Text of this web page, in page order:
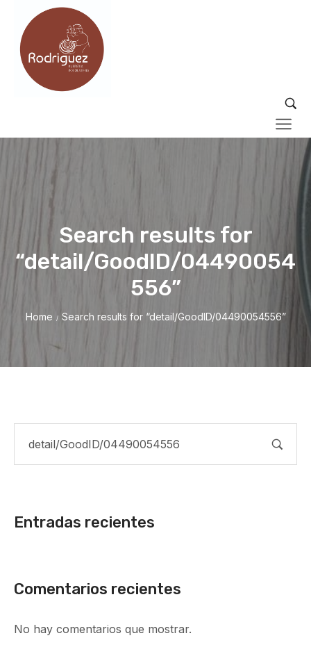
Search results for
“detail/GoodID/04490054
556”
Home / Search results for “detail/GoodID/04490054556”
Entradas recientes
Comentarios recientes
No hay comentarios que mostrar.